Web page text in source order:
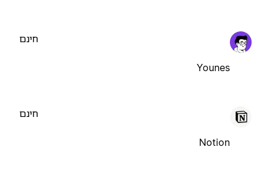
Younes
חינם
Notion
חינם